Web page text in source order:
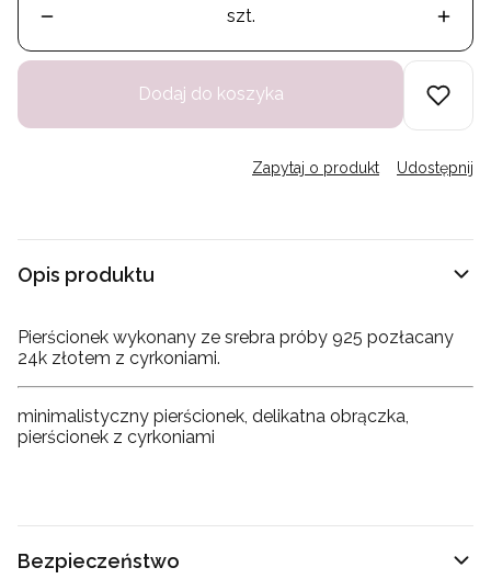
szt.
Dodaj do koszyka
Zapytaj o produkt Udostępnij
Opis produktu
Pierścionek wykonany ze srebra próby 925 pozłacany
24k złotem z cyrkoniami.
minimalistyczny pierścionek, delikatna obrączka,
pierścionek z cyrkoniami
Bezpieczeństwo